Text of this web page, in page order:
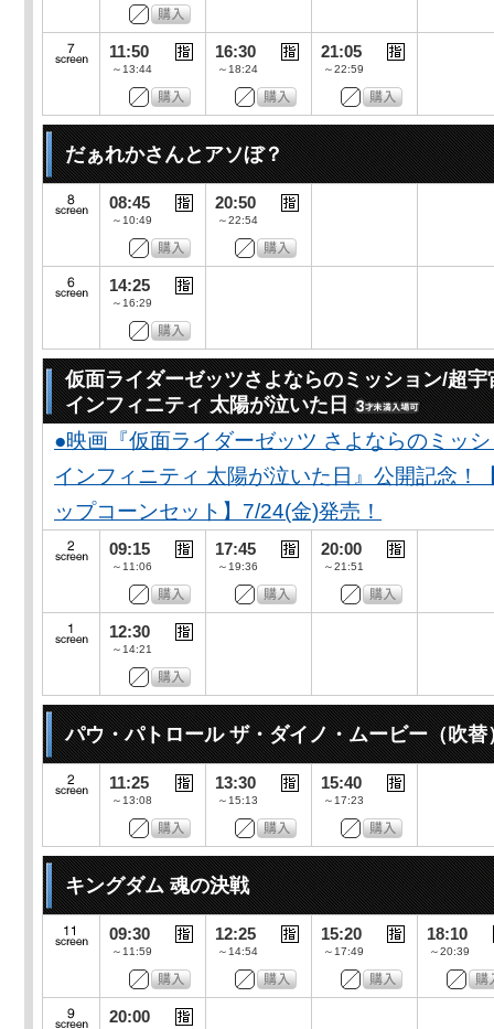
11:50
～13:44
16:30
～18:24
21:05
～22:59
だぁれかさんとアソぼ？
08:45
～10:49
20:50
～22:54
14:25
～16:29
仮面ライダーゼッツさよならのミッション/超
インフィニティ 太陽が泣いた日
●映画『仮面ライダーゼッツ さよならのミッ
インフィニティ 太陽が泣いた日』公開記念！
ップコーンセット】7/24(金)発売！
09:15
～11:06
17:45
～19:36
20:00
～21:51
12:30
～14:21
パウ・パトロール ザ・ダイノ・ムービー（吹替
11:25
～13:08
13:30
～15:13
15:40
～17:23
キングダム 魂の決戦
09:30
～11:59
12:25
～14:54
15:20
～17:49
18:10
～20:39
20:00